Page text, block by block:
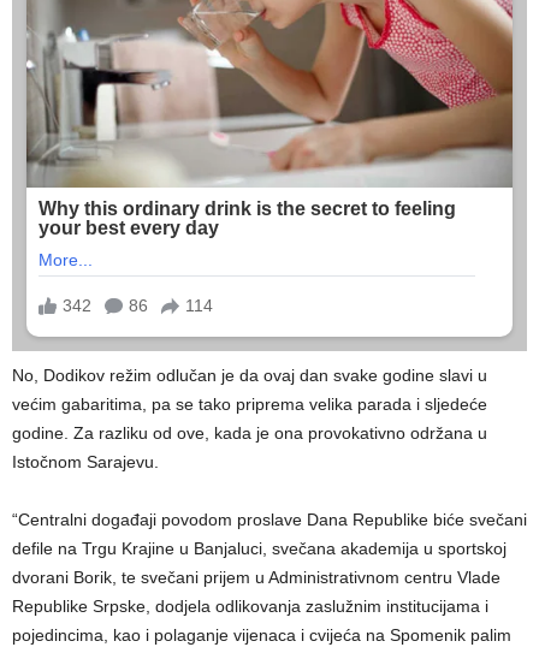
No, Dodikov režim odlučan je da ovaj dan svake godine slavi u
većim gabaritima, pa se tako priprema velika parada i sljedeće
godine. Za razliku od ove, kada je ona provokativno održana u
Istočnom Sarajevu.
“Centralni događaji povodom proslave Dana Republike biće svečani
defile na Trgu Krajine u Banjaluci, svečana akademija u sportskoj
dvorani Borik, te svečani prijem u Administrativnom centru Vlade
Republike Srpske, dodjela odlikovanja zaslužnim institucijama i
pojedincima, kao i polaganje vijenaca i cvijeća na Spomenik palim